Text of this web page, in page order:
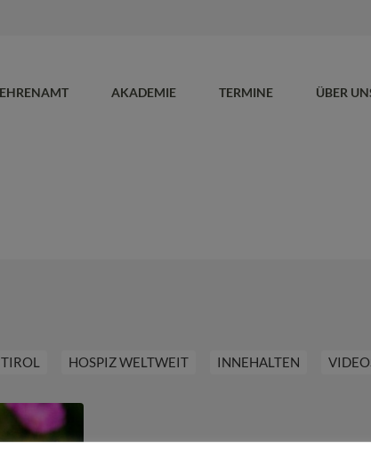
EHRENAMT AKADEMIE TERMINE ÜBER
HOSPIZ WELTWEIT INNEHALTEN